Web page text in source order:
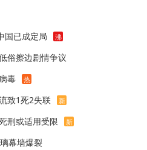
国已成定局 沸
俗擦边剧情争议
毒 热
致1死2失联 新
刑或适用受限 新
幕墙爆裂